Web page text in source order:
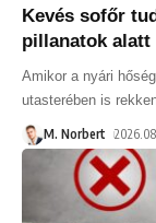
Kevés sofőr
pillanatok
Amikor a nyári
utasterében is
M. Norbert